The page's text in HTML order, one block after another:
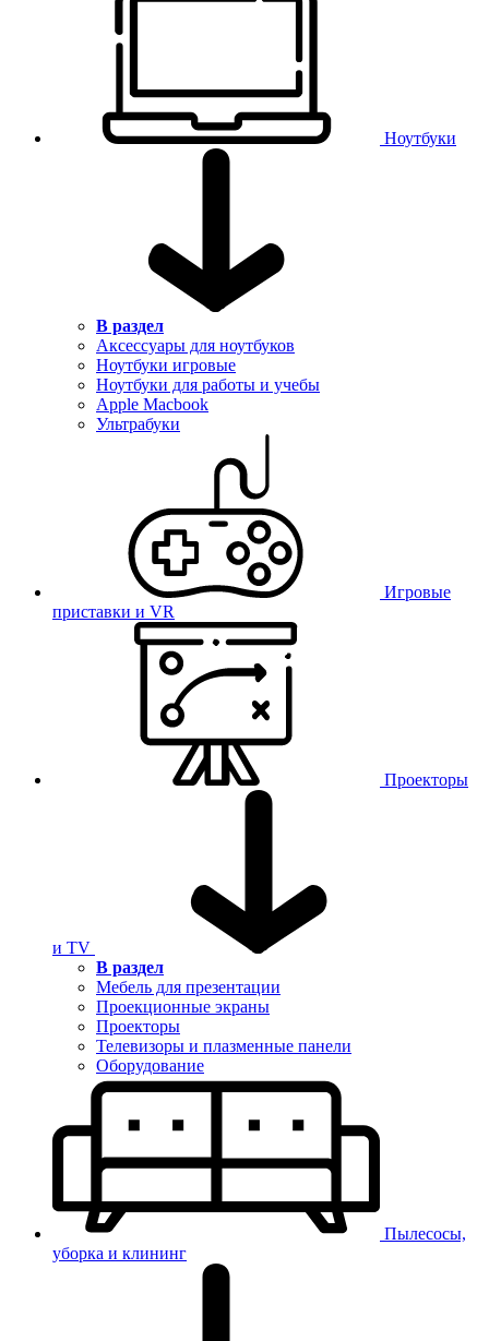
Ноутбуки
В раздел
Аксессуары для ноутбуков
Ноутбуки игровые
Ноутбуки для работы и учебы
Apple Macbook
Ультрабуки
Игровые
приставки и VR
Проекторы
и TV
В раздел
Мебель для презентации
Проекционные экраны
Проекторы
Телевизоры и плазменные панели
Оборудование
Пылесосы,
уборка и клининг